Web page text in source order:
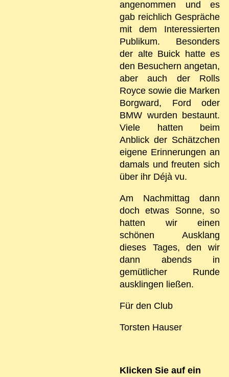
angenommen und es
gab reichlich Gespräche
mit dem Interessierten
Publikum. Besonders
der alte Buick hatte es
den Besuchern angetan,
aber auch der Rolls
Royce sowie die Marken
Borgward, Ford oder
BMW wurden bestaunt.
Viele hatten beim
Anblick der Schätzchen
eigene Erinnerungen an
damals und freuten sich
über ihr Déjà vu.
Am Nachmittag dann
doch etwas Sonne, so
hatten wir einen
schönen Ausklang
dieses Tages, den wir
dann abends in
gemütlicher Runde
ausklingen ließen.
Für den Club
Torsten Hauser
Klicken Sie auf ein